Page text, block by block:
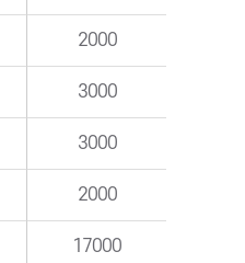
2000
3000
3000
2000
17000